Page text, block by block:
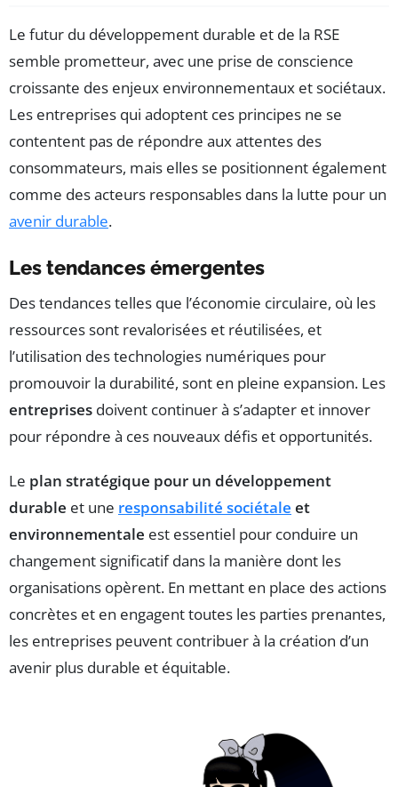
Le futur du développement durable et de la RSE
semble prometteur, avec une prise de conscience
croissante des enjeux environnementaux et sociétaux.
Les entreprises qui adoptent ces principes ne se
contentent pas de répondre aux attentes des
consommateurs, mais elles se positionnent également
comme des acteurs responsables dans la lutte pour un
avenir durable.
Les tendances émergentes
Des tendances telles que l’économie circulaire, où les
ressources sont revalorisées et réutilisées, et
l’utilisation des technologies numériques pour
promouvoir la durabilité, sont en pleine expansion. Les
entreprises doivent continuer à s’adapter et innover
pour répondre à ces nouveaux défis et opportunités.
Le plan stratégique pour un développement
durable et une responsabilité sociétale et
environnementale est essentiel pour conduire un
changement significatif dans la manière dont les
organisations opèrent. En mettant en place des actions
concrètes et en engagent toutes les parties prenantes,
les entreprises peuvent contribuer à la création d’un
avenir plus durable et équitable.